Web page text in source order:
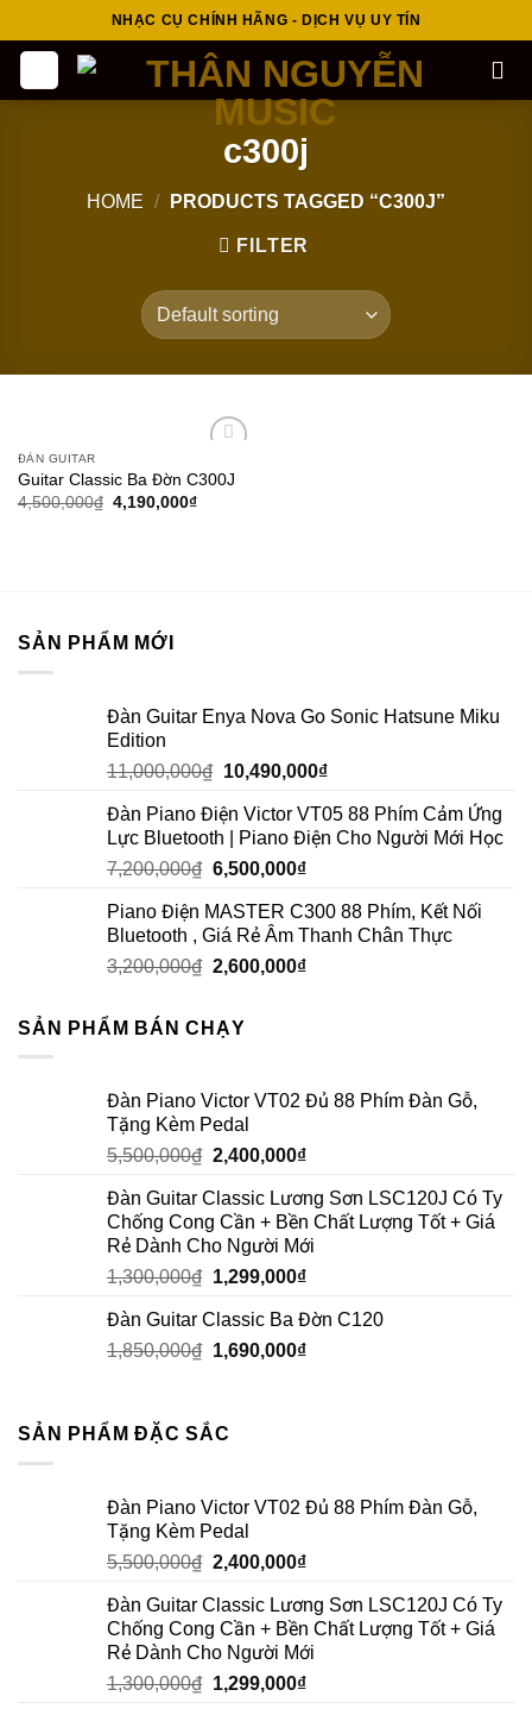
to
NHẠC CỤ CHÍNH HÃNG - DỊCH VỤ UY TÍN
c300j
HOME / PRODUCTS TAGGED “C300J”
FILTER
wishlist
ĐÀN GUITAR
Guitar Classic Ba Đờn C300J
4,500,000₫ 4,190,000₫
SẢN PHẨM MỚI
Đàn Guitar Enya Nova Go Sonic Hatsune Miku
Edition
11,000,000₫ 10,490,000₫
Đàn Piano Điện Victor VT05 88 Phím Cảm Ứng
Lực Bluetooth | Piano Điện Cho Người Mới Học
7,200,000₫ 6,500,000₫
Piano Điện MASTER C300 88 Phím, Kết Nối
Bluetooth , Giá Rẻ Âm Thanh Chân Thực
3,200,000₫ 2,600,000₫
SẢN PHẨM BÁN CHẠY
Đàn Piano Victor VT02 Đủ 88 Phím Đàn Gỗ,
Tặng Kèm Pedal
5,500,000₫ 2,400,000₫
Đàn Guitar Classic Lương Sơn LSC120J Có Ty
Chống Cong Cần + Bền Chất Lượng Tốt + Giá
Rẻ Dành Cho Người Mới
1,300,000₫ 1,299,000₫
Đàn Guitar Classic Ba Đờn C120
1,850,000₫ 1,690,000₫
SẢN PHẨM ĐẶC SẮC
Đàn Piano Victor VT02 Đủ 88 Phím Đàn Gỗ,
Tặng Kèm Pedal
5,500,000₫ 2,400,000₫
Đàn Guitar Classic Lương Sơn LSC120J Có Ty
Chống Cong Cần + Bền Chất Lượng Tốt + Giá
Rẻ Dành Cho Người Mới
1,300,000₫ 1,299,000₫